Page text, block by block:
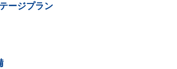
ージプラン